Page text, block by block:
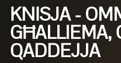
KNISJA -
GĦALLIEMA,
QADDEJJA